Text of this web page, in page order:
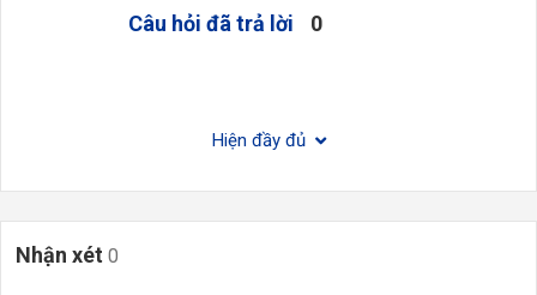
Câu hỏi đã trả lời 0
Hiện đầy đủ
Nhận xét 0